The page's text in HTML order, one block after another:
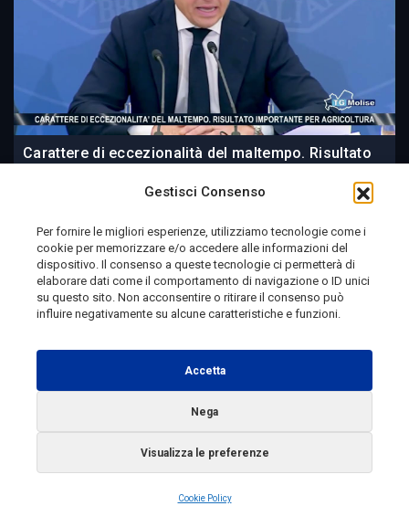
Gestisci Consenso
Per fornire le migliori esperienze, utilizziamo tecnologie come i
cookie per memorizzare e/o accedere alle informazioni del
dispositivo. Il consenso a queste tecnologie ci permetterà di
elaborare dati come il comportamento di navigazione o ID unici
su questo sito. Non acconsentire o ritirare il consenso può
influire negativamente su alcune caratteristiche e funzioni.
Accetta
Nega
Visualizza le preferenze
Cookie Policy
Carattere di eccezionalità del maltempo. Risultato
18 ore fa
Telemolise - reg. Tribunale di Campobasso n. 133 del
10/08/1982 - Direttore Responsabile:MANUELA
Testata Giornalistica Sportiva: reg. Tribunale Di
Campobasso n. 224 del 4/5/1996 - Direttore Responsabile:
ANTONIO DI LALLO
Radio Tele Molise s.r.l. - P.IVA 00213640709